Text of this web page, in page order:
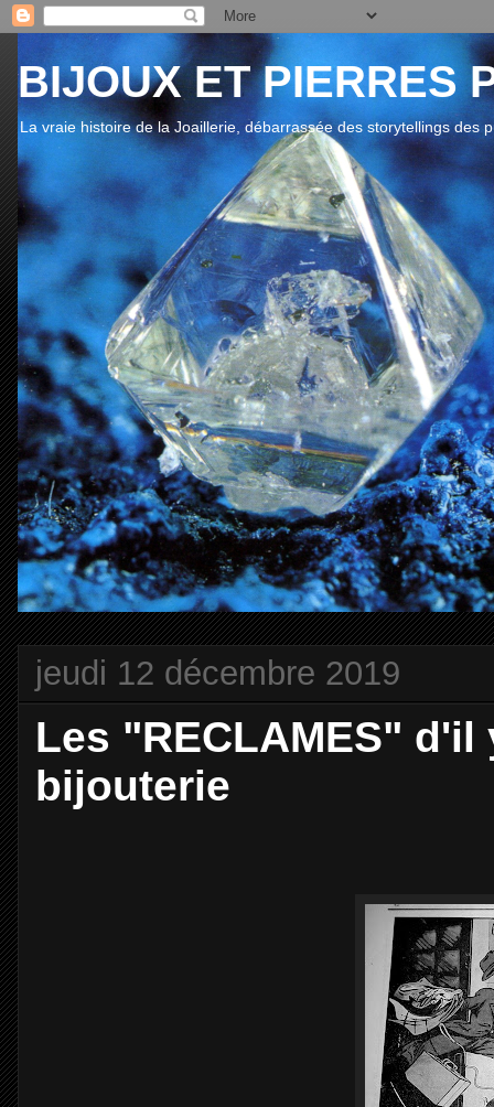
BIJOUX ET PIERRES
La vraie histoire de la Joaillerie, débarrassée des storytellings des
jeudi 12 décembre 2019
Les "RECLAMES"
bijouterie